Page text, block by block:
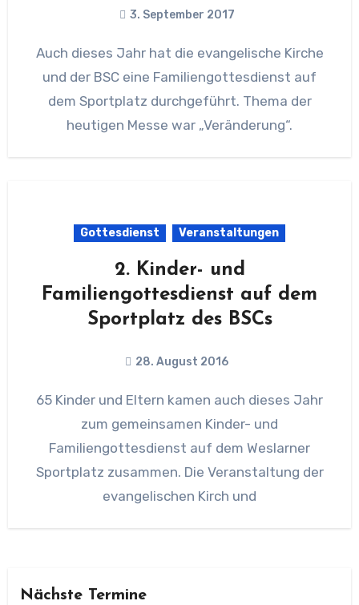
3. September 2017
Auch dieses Jahr hat die evangelische Kirche
und der BSC eine Familiengottesdienst auf
dem Sportplatz durchgeführt. Thema der
heutigen Messe war „Veränderung“.
Gottesdienst Veranstaltungen
2. Kinder- und
Familiengottesdienst auf dem
Sportplatz des BSCs
28. August 2016
65 Kinder und Eltern kamen auch dieses Jahr
zum gemeinsamen Kinder- und
Familiengottesdienst auf dem Weslarner
Sportplatz zusammen. Die Veranstaltung der
evangelischen Kirch und
Nächste Termine